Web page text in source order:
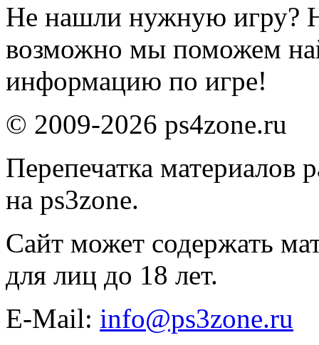
Не нашли нужную игру?
возможно мы поможем
информацию по игре!
© 2009-2026 ps4zone.ru
Перепечатка материалов
на ps3zone.
Сайт может содержать
для лиц до 18 лет.
E-Mail: info@ps3zone.ru